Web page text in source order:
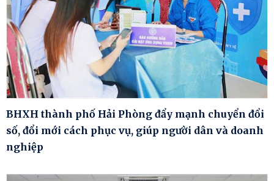
BHXH thành phố Hải Phòng đẩy mạnh chuyển đổi
số, đổi mới cách phục vụ, giúp người dân và doanh
nghiệp